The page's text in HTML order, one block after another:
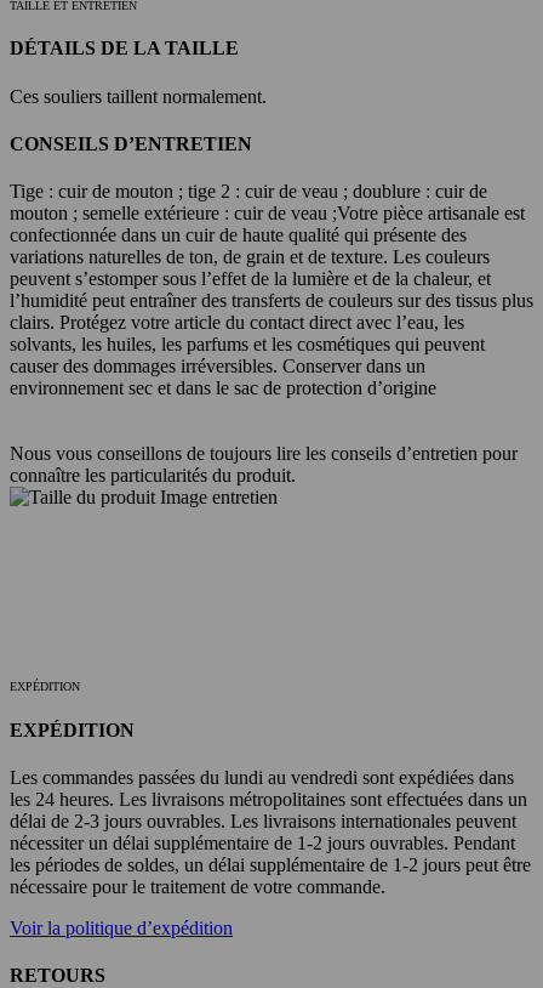
TAILLE ET ENTRETIEN
DÉTAILS DE LA TAILLE
Ces souliers taillent normalement.
CONSEILS D’ENTRETIEN
Tige : cuir de mouton ; tige 2 : cuir de veau ; doublure : cuir de
mouton ; semelle extérieure : cuir de veau ;Votre pièce artisanale est
confectionnée dans un cuir de haute qualité qui présente des
variations naturelles de ton, de grain et de texture. Les couleurs
peuvent s’estomper sous l’effet de la lumière et de la chaleur, et
l’humidité peut entraîner des transferts de couleurs sur des tissus plus
clairs. Protégez votre article du contact direct avec l’eau, les
solvants, les huiles, les parfums et les cosmétiques qui peuvent
causer des dommages irréversibles. Conserver dans un
environnement sec et dans le sac de protection d’origine
Nous vous conseillons de toujours lire les conseils d’entretien pour
connaître les particularités du produit.
EXPÉDITION
EXPÉDITION
Les commandes passées du lundi au vendredi sont expédiées dans
les 24 heures. Les livraisons métropolitaines sont effectuées dans un
délai de 2-3 jours ouvrables. Les livraisons internationales peuvent
nécessiter un délai supplémentaire de 1-2 jours ouvrables. Pendant
les périodes de soldes, un délai supplémentaire de 1-2 jours peut être
nécessaire pour le traitement de votre commande.
Voir la politique d’expédition
RETOURS